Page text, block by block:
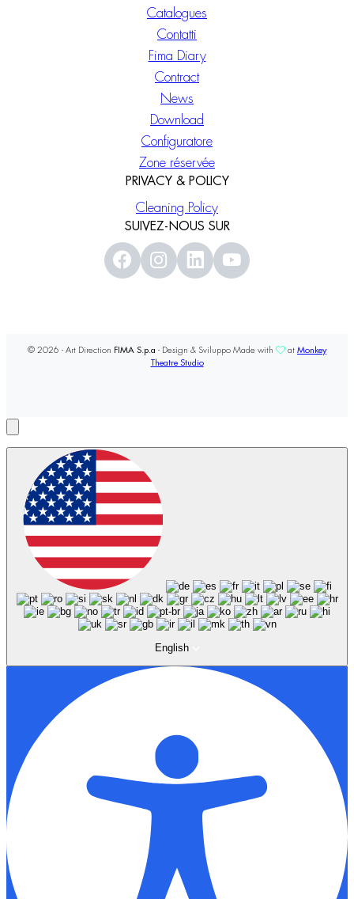
Catalogues
Contatti
Fima Diary
Contract
News
Download
Configuratore
Zone réservée
PRIVACY & POLICY
Cleaning Policy
SUIVEZ-NOUS SUR
© 2026 - Art Direction FIMA S.p.a - Design & Sviluppo Made with at Monkey
Theatre Studio
English